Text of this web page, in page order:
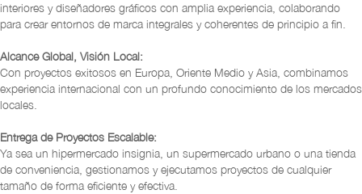
interiores y diseñadores gráficos con amplia experiencia, colaborando
para crear entornos de marca integrales y coherentes de principio a fin.
Alcance Global, Visión Local:
Con proyectos exitosos en Europa, Oriente Medio y Asia, combinamos
experiencia internacional con un profundo conocimiento de los mercados
locales.
Entrega de Proyectos Escalable:
Ya sea un hipermercado insignia, un supermercado urbano o una tienda
de conveniencia, gestionamos y ejecutamos proyectos de cualquier
tamaño de forma eficiente y efectiva.